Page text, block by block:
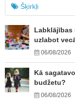
Šķirkļi
Labklājības
uzlabot
06/08/2026
Kā
budžetu?
06/08/2026